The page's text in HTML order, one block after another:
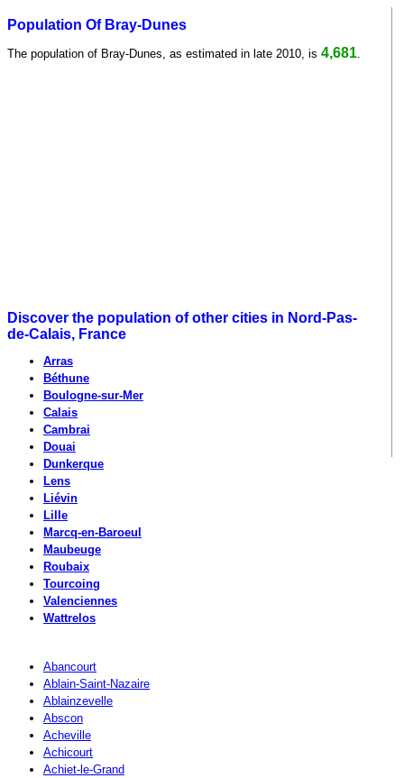
Population Of Bray-Dunes
The population of Bray-Dunes, as estimated in late 2010, is 4,681
Discover the population of other cities in Nord-Pas-
de-Calais, France
Arras
Béthune
Boulogne-sur-Mer
Calais
Cambrai
Douai
Dunkerque
Lens
Liévin
Lille
Marcq-en-Baroeul
Maubeuge
Roubaix
Tourcoing
Valenciennes
Wattrelos
Abancourt
Ablain-Saint-Nazaire
Ablainzevelle
Abscon
Acheville
Achicourt
Achiet-le-Grand